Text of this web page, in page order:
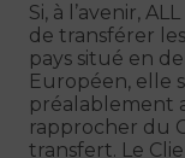
Si, à l’avenir,
de transférer
pays situé en
Européen, elle
préalablement
rapprocher du
transfert. Le